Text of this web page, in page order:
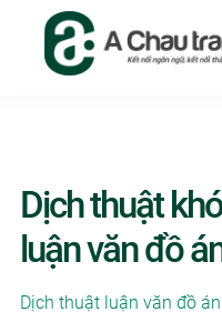
Dịch thuật
luận văn đồ
Dịch thuật luận văn đồ